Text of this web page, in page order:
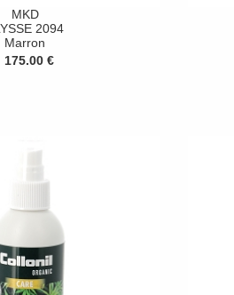
MKD
2094
Marron
175.00 €